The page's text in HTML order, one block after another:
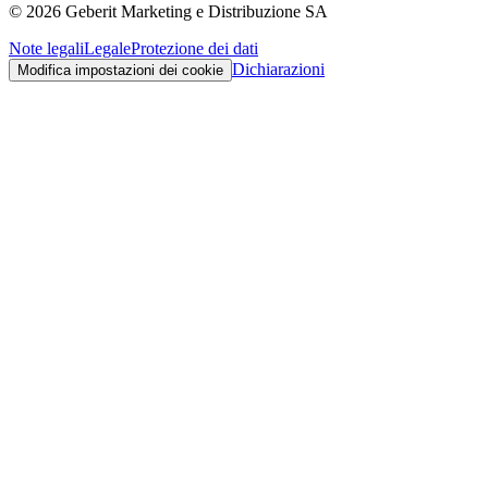
© 2026 Geberit Marketing e Distribuzione SA
Note legaliLegaleProtezione dei dati
Modifica impostazioni dei cookie Dichiarazioni